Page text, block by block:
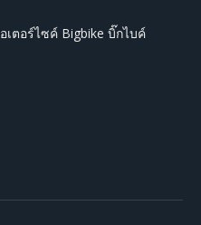
เตอร์ไซค์ Bigbike บิ๊กไบค์